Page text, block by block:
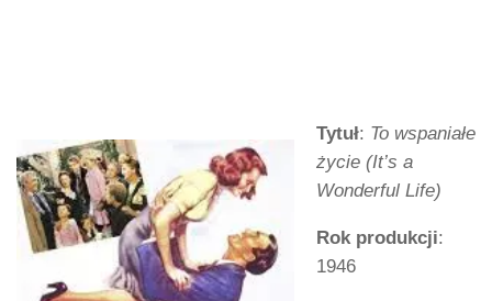
Tytuł: To wspaniałe
życie (It’s a
Wonderful Life)
Rok produkcji:
1946